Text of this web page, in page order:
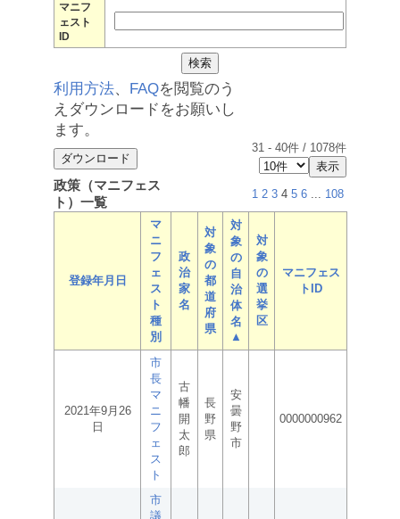
マニフ
ェスト
ID
利用方法、 FAQを閲覧のう
えダウンロードをお願いし
ます。
31 - 40件 / 1078件
政策（マニフェス
ト）一覧
1 2 3 4 5 6 ... 108
登録年月日
マ
ニ
フ
ェ
ス
ト
種
別
政
治
家
名
対
象
の
都
道
府
県
対
象
の
自
治
体
名
▲
対
象
の
選
挙
区
マニフェス
トID
2021年9月26
日
市
長
マ
ニ
フ
ェ
ス
ト
古
幡
開
太
郎
長
野
県
安
曇
野
市
0000000962
市
議